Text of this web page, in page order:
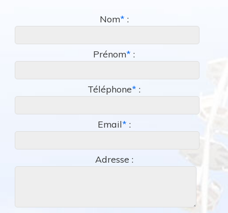
Nom* :
Prénom* :
Téléphone* :
Email* :
Adresse :